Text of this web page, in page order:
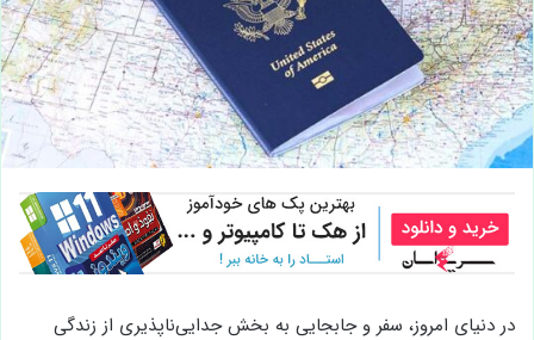
در دنیای امروز، سفر و جابجایی به بخش جدایی‌ناپذیری از زندگی